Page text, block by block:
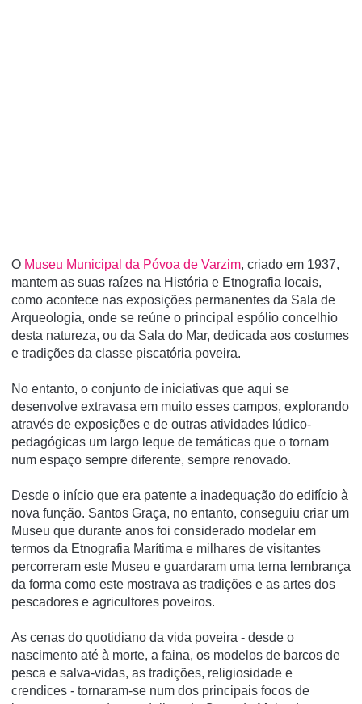
O Museu Municipal da Póvoa de Varzim, criado em 1937,
mantem as suas raízes na História e Etnografia locais,
como acontece nas exposições permanentes da Sala de
Arqueologia, onde se reúne o principal espólio concelhio
desta natureza, ou da Sala do Mar, dedicada aos costumes
e tradições da classe piscatória poveira.
No entanto, o conjunto de iniciativas que aqui se
desenvolve extravasa em muito esses campos, explorando
através de exposições e de outras atividades lúdico-
pedagógicas um largo leque de temáticas que o tornam
num espaço sempre diferente, sempre renovado.
Desde o início que era patente a inadequação do edifício à
nova função. Santos Graça, no entanto, conseguiu criar um
Museu que durante anos foi considerado modelar em
termos da Etnografia Marítima e milhares de visitantes
percorreram este Museu e guardaram uma terna lembrança
da forma como este mostrava as tradições e as artes dos
pescadores e agricultores poveiros.
As cenas do quotidiano da vida poveira - desde o
nascimento até à morte, a faina, os modelos de barcos de
pesca e salva-vidas, as tradições, religiosidade e
crendices - tornaram-se num dos principais focos de